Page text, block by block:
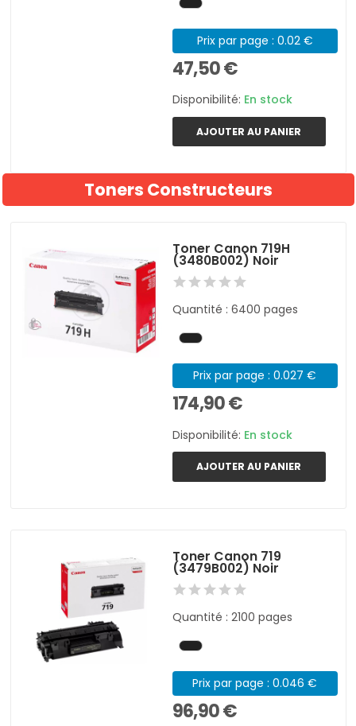
Prix par page : 0.02 €
47,50 €
Disponibilité: En stock
AJOUTER AU PANIER
Toners Constructeurs
Toner Canon 719H
(3480B002) Noir
Quantité : 6400 pages
Prix par page : 0.027 €
174,90 €
Disponibilité: En stock
AJOUTER AU PANIER
Toner Canon 719
(3479B002) Noir
Quantité : 2100 pages
Prix par page : 0.046 €
96,90 €